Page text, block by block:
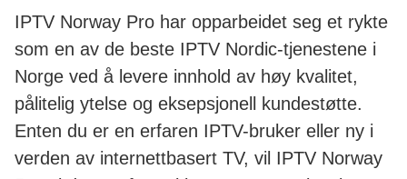
IPTV Norway Pro har opparbeidet seg et rykte
som en av de beste IPTV Nordic-tjenestene i
Norge ved å levere innhold av høy kvalitet,
pålitelig ytelse og eksepsjonell kundestøtte.
Enten du er en erfaren IPTV-bruker eller ny i
verden av internettbasert TV, vil IPTV Norway